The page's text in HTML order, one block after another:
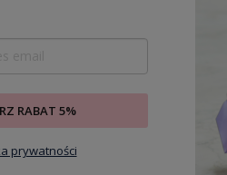
smoczka
gdy język wywiera nacisk
RABAT 5%
prywatności